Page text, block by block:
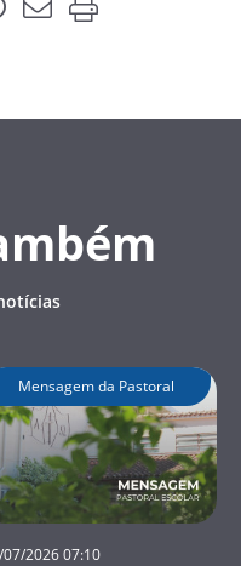
Mensagem da Pastoral
07/2026 07:10